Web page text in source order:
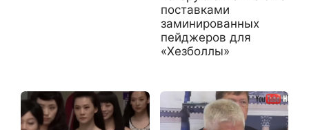
поставками
заминированных
пейджеров для
«Хезболлы»